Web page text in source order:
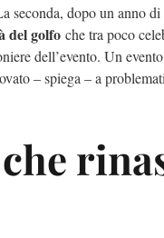
seconda, dopo un anno
del golfo che tra poco
dell’evento. Un
– spiega – a